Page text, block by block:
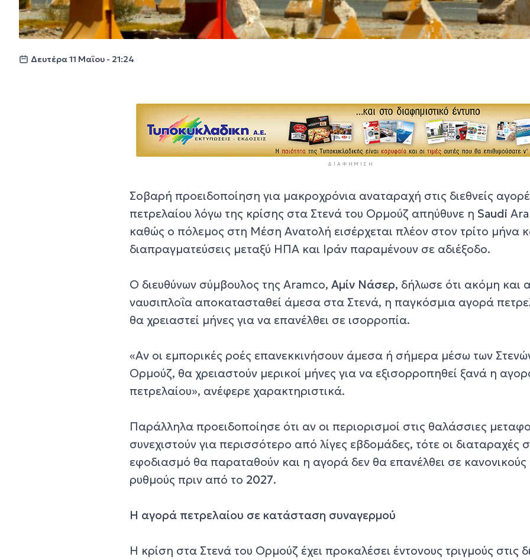
Δευτέρα 11 Μαΐου - 21:24
ΔΙΑΦΉΜΙΣΗ
Σοβαρή προειδοποίηση για μακροχρόνια αναταραχή στις διεθνείς
πετρελαίου λόγω της κρίσης στα Στενά του Ορμούζ απηύθυνε η Saudi
καθώς ο πόλεμος στη Μέση Ανατολή εισέρχεται πλέον στον τρίτο μήνα
διαπραγματεύσεις μεταξύ ΗΠΑ και Ιράν παραμένουν σε αδιέξοδο.
Ο διευθύνων σύμβουλος της Aramco,Αμίν Νάσερ, δήλωσε ότι ακόμη και
ναυσιπλοΐα αποκατασταθεί άμεσα στα Στενά, η παγκόσμια αγορά
θα χρειαστεί μήνες για να επανέλθει σε ισορροπία.
«Αν οι εμπορικές ροές επανεκκινήσουν άμεσα ή σήμερα μέσω των
Ορμούζ, θα χρειαστούν μερικοί μήνες για να εξισορροπηθεί ξανά η
πετρελαίου», ανέφερε χαρακτηριστικά.
Παράλληλα προειδοποίησε ότι αν οι περιορισμοί στις θαλάσσιες
συνεχιστούν για περισσότερο από λίγες εβδομάδες, τότε οι διαταραχές
εφοδιασμό θα παραταθούν και η αγορά δεν θα επανέλθει σε κανονικούς
ρυθμούς πριν από το 2027.
Η αγορά πετρελαίου σε κατάσταση συναγερμού
Η κρίση στα Στενά του Ορμούζ έχει προκαλέσει έντονους τριγμούς στις